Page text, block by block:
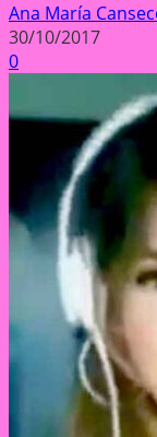
Ana María
30/10/2017
0